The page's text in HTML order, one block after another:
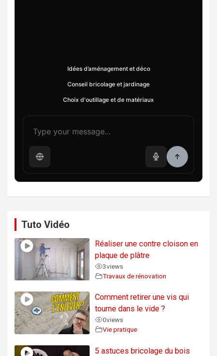
Idées d’aménagement et déco
Conseil bricolage et jardinage
Choix d'outillage et de matériaux
Tuto Vidéo
Réaliser une contre cloison en
plaque de plâtre
3views
Travaux de rénovation
Comment retirer une vis qui
tourne dans le vide ?
0views
Vie pratique
5 astuces bricolage du bois